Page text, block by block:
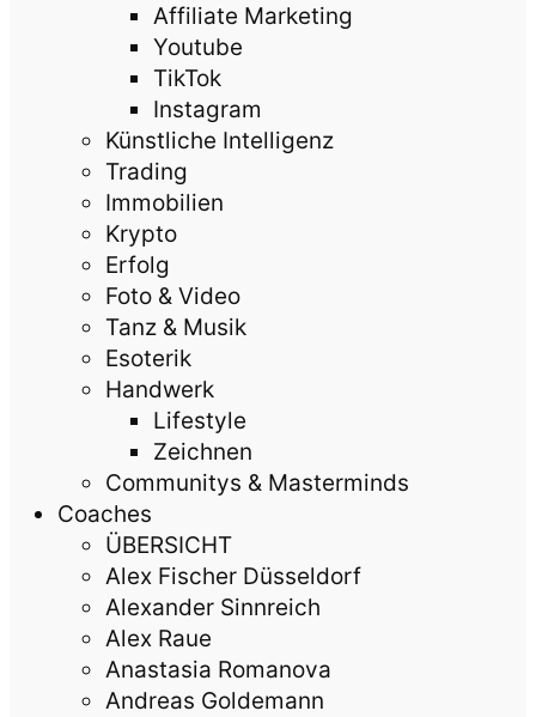
Affiliate Marketing
Youtube
TikTok
Instagram
Künstliche Intelligenz
Trading
Immobilien
Krypto
Erfolg
Foto & Video
Tanz & Musik
Esoterik
Handwerk
Lifestyle
Zeichnen
Communitys & Masterminds
Coaches
ÜBERSICHT
Alex Fischer Düsseldorf
Alexander Sinnreich
Alex Raue
Anastasia Romanova
Andreas Goldemann